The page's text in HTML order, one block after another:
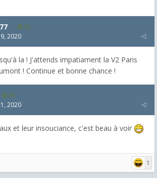
13
2020
la ! J'attends impatiament la V2 Paris
! Continue et bonne chance !
34
2020
et leur insouciance, c'est beau à voir
1